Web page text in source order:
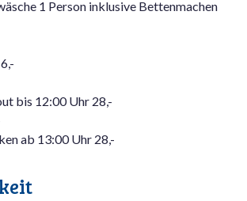
1 Person inklusive Bettenmachen
bis 12:00 Uhr 28,-
ab 13:00 Uhr 28,-